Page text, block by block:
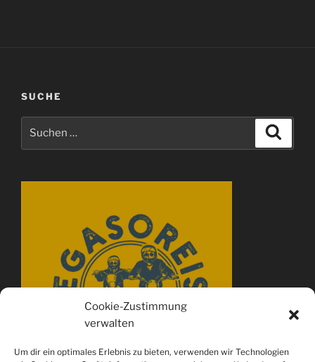
Cookie-Zustimmung
verwalten
Um dir ein optimales Erlebnis zu bieten, verwenden wir Technologien
SUCHE